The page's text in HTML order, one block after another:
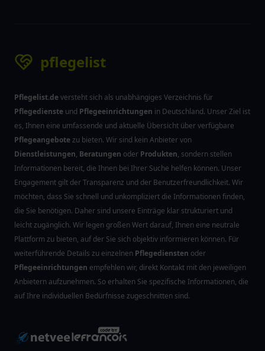
pflegelist
Pflegelist.deversteht sich als unabhängiges Verzeichnis für
Pflegedienste und Pflegeeinrichtungen in Deutschland. Unser Ziel ist
es, Ihnen eine umfassende und aktuelle Übersicht über verfügbare
Pflegeangebotezu bieten. Wir sind kein Anbieter von
Dienstleistungen, Beratungen oder Produkten, sondern stellen
Informationen bereit, die Ihnen bei Ihrer Suche helfen können. Unser
Engagement gilt der Transparenz und der Benutzerfreundlichkeit. Wir
möchten, dass Sie schnell und unkompliziert die Informationen finden,
die Sie benötigen. Daher sind unsere Einträge klar strukturiert und
leicht zugänglich. Wir legen großen Wert darauf, Ihnen eine neutrale
Plattform zu bieten, auf der Sie sich objektiv informieren können. Für
weiterführende Details zu einzelnen Pflegediensten oder
Pflegeeinrichtungen empfehlen wir, direkt Kontakt mit den jeweiligen
Anbietern aufzunehmen. So erhalten Sie spezifische Informationen, die
auf Ihre individuellen Bedürfnisse zugeschnitten sind.